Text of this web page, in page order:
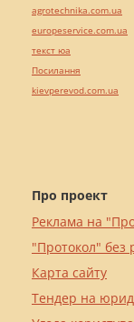
Про проект
Реклама на
"Протокол" без
Карта сайту
Тендер на
agrotechnika.com.ua
europeservice.com.ua
текст юа
Посилання
kievperevod.com.ua